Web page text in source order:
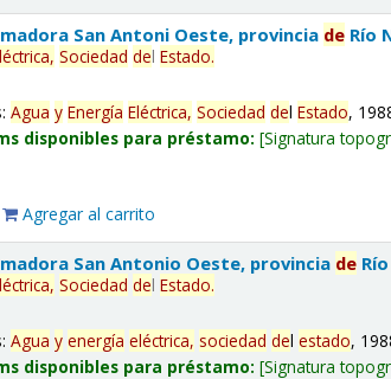
San Antoni Oeste, provincia de Río
Sociedad delEstado.
Agua y Energía Eléctrica, Sociedad delEstado,
disponibles para préstamo: Signatura
Agregar al carrito
San Antonio Oeste, provincia de
Sociedad delEstado.
Agua y energía eléctrica, sociedad delestado,
disponibles para préstamo: Signatura